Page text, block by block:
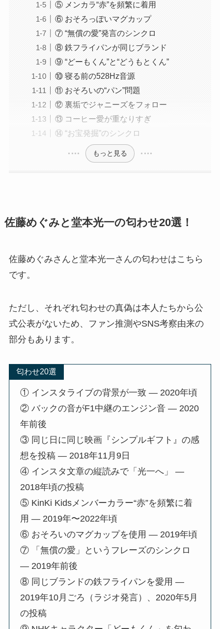
⑤ メンカラ“赤”を頻繁に着用
⑥ おそろっぽいマグカップ
⑦ “無償の愛”発言のシンクロ
⑧ 鉄フライパンが同じブランド
⑨ “どーもくん”と“どうもとくん”
⑩ 寝る前の528Hz音源
⑪ おそろいの“パン”問題
⑫ 裏垢でジャニーズをフォロー
⑬ コーヒー愛が重なりすぎ
⑭ “お宝発掘”のシンクロ
もっと見る
佐藤めぐみと堂本光一の匂わせ20選！
佐藤めぐみさんと堂本光一さんの匂わせはこちら
です。
ただし、それぞれ匂わせの真偽は本人たちから公
式公表がないため、ファン推測やSNS考察由来の
部分もあります。
匂わせ20選
① インスタライブの背景が一致 — 2020年頃
② バックの音がF1中継のエンジン音 — 2020
年前後
③ 同じ日に同じ映画『シンプルギフト』の感
想を投稿 — 2018年11月9日
④ インスタ文章の縦読みで「光一へ」 —
2018年頃の投稿
⑤ KinKi Kidsメンバーカラー“赤”を頻繁に着
用 — 2019年〜2022年頃
⑥ おそろいのマグカップを使用 — 2019年頃
⑦ 「無償の愛」というフレーズのシンクロ
— 2019年前後
⑧ 同じブランドの鉄フライパンを愛用 —
2019年10月ごろ（ラジオ発言）、2020年5月
の投稿